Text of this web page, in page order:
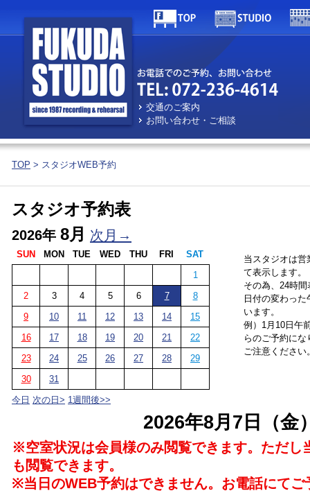
交通のご案内
お問い合わせ・ご相談
TOP > スタジオWEB予約
スタジオ予約表
当スタジオは営
て表示します。
その為、24時
日付の変わっ
います。
例）1月10日午
らのご予約にな
ご注意ください
2026年 8月 次月→
SUN MON TUE WED THU FRI
SAT
1
2
3 4 5 6 7
8
9
10 11 12 13 14
15
16
17 18 19 20 21
22
23
24 25 26 27 28
29
30
31
今日 次の日> 1週間後>>
2026年8月7日（金
※空室状況は会員様のみ閲覧できます。ただし
も閲覧できます。
※当日のWEB予約はできません。お電話にてご